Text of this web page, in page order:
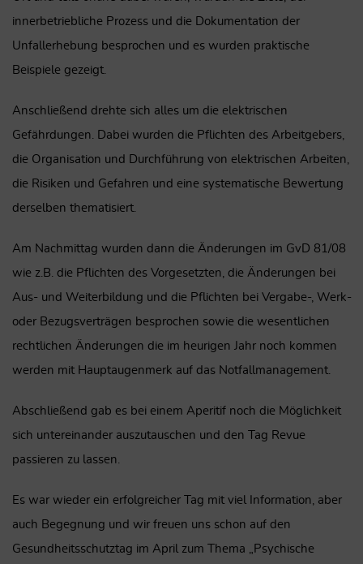
innerbetriebliche Prozess und die Dokumentation der
Unfallerhebung besprochen und es wurden praktische
Beispiele gezeigt.
Anschließend drehte sich alles um die elektrischen
Gefährdungen. Dabei wurden die Pflichten des Arbeitgebers,
die Organisation und Durchführung von elektrischen Arbeiten,
die Risiken und Gefahren und eine systematische Bewertung
derselben thematisiert.
Am Nachmittag wurden dann die Änderungen im GvD 81/08
wie z.B. die Pflichten des Vorgesetzten, die Änderungen bei
Aus- und Weiterbildung und die Pflichten bei Vergabe-, Werk-
oder Bezugsverträgen besprochen sowie die wesentlichen
rechtlichen Änderungen die im heurigen Jahr noch kommen
werden mit Hauptaugenmerk auf das Notfallmanagement.
Abschließend gab es bei einem Aperitif noch die Möglichkeit
sich untereinander auszutauschen und den Tag Revue
passieren zu lassen.
Es war wieder ein erfolgreicher Tag mit viel Information, aber
auch Begegnung und wir freuen uns schon auf den
Gesundheitsschutztag im April zum Thema „Psychische